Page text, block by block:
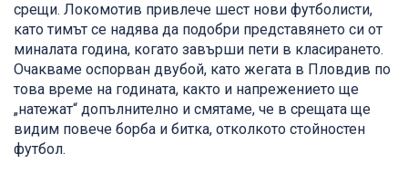
срещи. Локомотив привлече шест нови футболисти,
като тимът се надява да подобри представянето си от
миналата година, когато завърши пети в класирането.
Очакваме оспорван двубой, като жегата в Пловдив по
това време на годината, както и напрежението ще
„натежат“ допълнително и смятаме, че в срещата ще
видим повече борба и битка, отколкото стойностен
футбол.